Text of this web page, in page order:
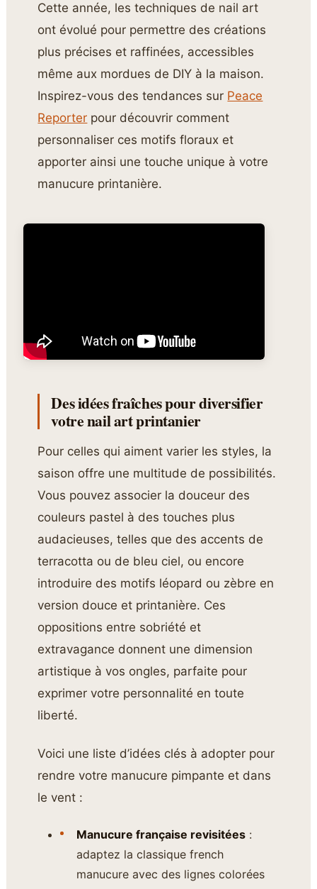
Cette année, les techniques de nail art
ont évolué pour permettre des créations
plus précises et raffinées, accessibles
même aux mordues de DIY à la maison.
Inspirez-vous des tendances sur Peace
Reporter pour découvrir comment
personnaliser ces motifs floraux et
apporter ainsi une touche unique à votre
manucure printanière.
Des idées fraîches pour diversifier
votre nail art printanier
Pour celles qui aiment varier les styles, la
saison offre une multitude de possibilités.
Vous pouvez associer la douceur des
couleurs pastel à des touches plus
audacieuses, telles que des accents de
terracotta ou de bleu ciel, ou encore
introduire des motifs léopard ou zèbre en
version douce et printanière. Ces
oppositions entre sobriété et
extravagance donnent une dimension
artistique à vos ongles, parfaite pour
exprimer votre personnalité en toute
liberté.
Voici une liste d’idées clés à adopter pour
rendre votre manucure pimpante et dans
le vent :
Manucure française revisitées:
adaptez la classique french
manucure avec des lignes colorées